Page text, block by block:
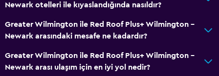
Newark otelleri ile kıyaslandığında nasıldır?
Greater Wilmington ile Red Roof Plus+ Wilmington -
Newark arasındaki mesafe ne kadardır?
Greater Wilmington ile Red Roof Plus+ Wilmington -
Newark arası ulaşım için en iyi yol nedir?